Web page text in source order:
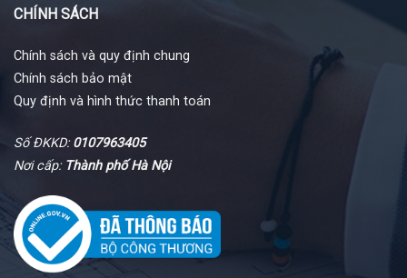
CHÍNH SÁCH
Chính sách và quy định chung
Chính sách bảo mật
Quy định và hình thức thanh toán
Số ĐKKD:0107963405
Nơi cấp: Thành phố Hà Nội